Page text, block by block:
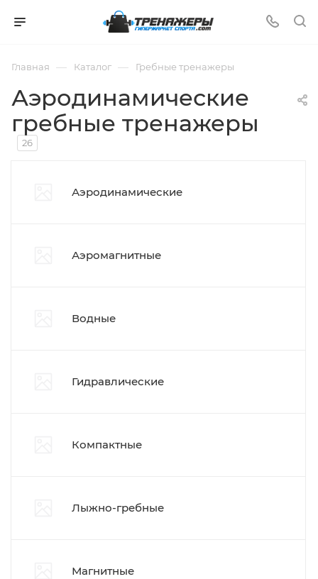
Главная — Каталог — Гребные тренажеры
Аэродинамические
гребные тренажеры
26
Аэродинамические
Аэромагнитные
Водные
Гидравлические
Компактные
Лыжно-гребные
Магнитные